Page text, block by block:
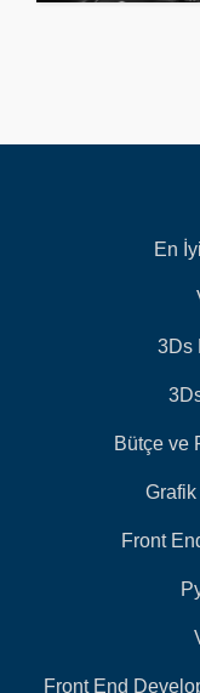
En
3Ds
Bütçe ve
Grafik
Front
Front End